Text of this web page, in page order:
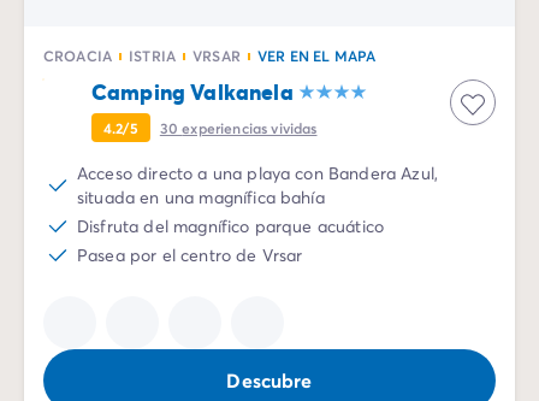
CROACIA ISTRIA VRSAR VER EN EL MAPA
Camping Valkanela
4.2/5 30experiencias vividas
Acceso directo a una playa con Bandera Azul,
situada en una magnífica bahía
Disfruta del magnífico parque acuático
Pasea por el centro de Vrsar
Descubre